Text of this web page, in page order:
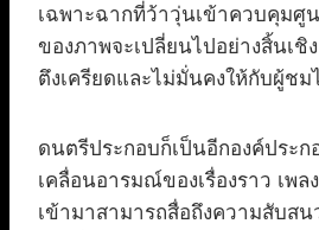
เฉพาะฉากที่ว้าวุ่นเข้าควบคุมศู
ของภาพจะเปลี่ยนไปอย่างสิ้นเชิ
ตึงเครียดและไม่มั่นคงให้กับผู้ชม
ดนตรีประกอบก็เป็นอีกองค์ประ
เคลื่อนอารมณ์ของเรื่องราว เพล
เข้ามาสามารถสื่อถึงความสับส